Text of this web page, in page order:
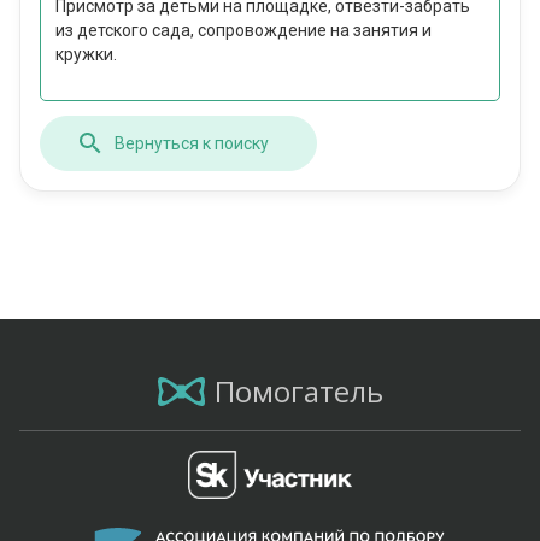
Присмотр за детьми на площадке, отвезти-забрать
из детского сада, сопровождение на занятия и
кружки.
Вернуться к поиску
Помогатель